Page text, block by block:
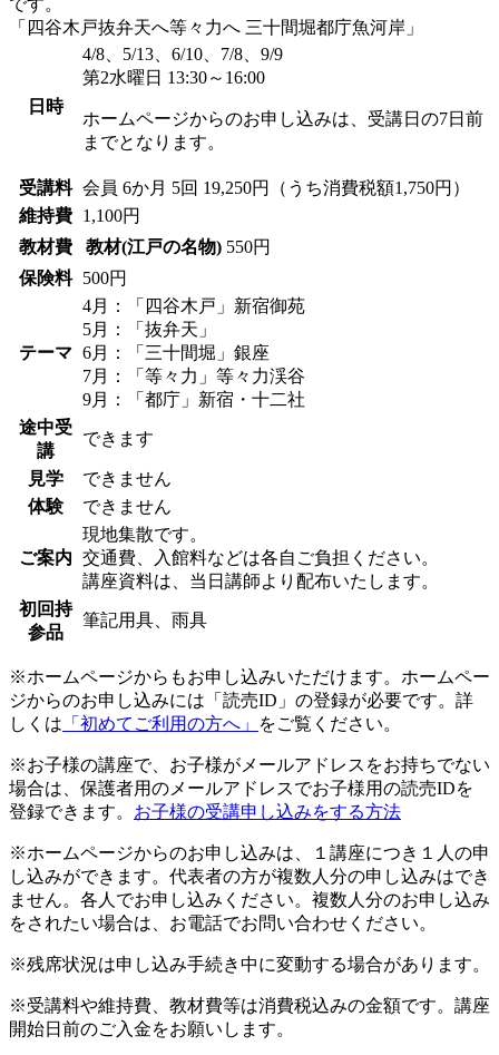
「四谷木戸抜弁天へ等々力へ 三十間堀都庁魚河岸」
日時
4/8、5/13、6/10、7/8、9/9
第2水曜日 13:30～16:00
ホームページからのお申し込みは、受講日の7日前
までとなります。
受講料 会員 6か月 5回 19,250円（うち消費税額1,750円）
維持費
1,100円
教材費
教材(江戸の名物) 550円
保険料
500円
テーマ
4月：「四谷木戸」新宿御苑
5月：「抜弁天」
6月：「三十間堀」銀座
7月：「等々力」等々力渓谷
9月：「都庁」新宿・十二社
途中受
講
できます
見学
できません
体験
できません
ご案内
現地集散です。
交通費、入館料などは各自ご負担ください。
講座資料は、当日講師より配布いたします。
初回持
参品
筆記用具、雨具
※ホームページからもお申し込みいただけます。ホームペー
ジからのお申し込みには「読売ID」の登録が必要です。詳
しくは 「初めてご利用の方へ」 をご覧ください。
※お子様の講座で、お子様がメールアドレスをお持ちでない
場合は、保護者用のメールアドレスでお子様用の読売IDを
登録できます。 お子様の受講申し込みをする方法
※ホームページからのお申し込みは、１講座につき１人の申
し込みができます。代表者の方が複数人分の申し込みはでき
ません。各人でお申し込みください。複数人分のお申し込み
をされたい場合は、お電話でお問い合わせください。
※残席状況は申し込み手続き中に変動する場合があります。
※受講料や維持費、教材費等は消費税込みの金額です。講座
開始日前のご入金をお願いします。